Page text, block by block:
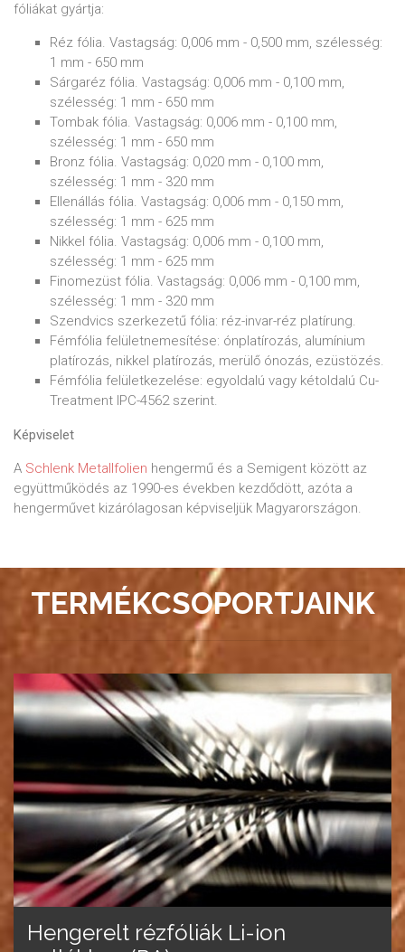
fóliákat gyártja:
Réz fólia. Vastagság: 0,006 mm - 0,500 mm, szélesség:
1 mm - 650 mm
Sárgaréz fólia. Vastagság: 0,006 mm - 0,100 mm,
szélesség: 1 mm - 650 mm
Tombak fólia. Vastagság: 0,006 mm - 0,100 mm,
szélesség: 1 mm - 650 mm
Bronz fólia. Vastagság: 0,020 mm - 0,100 mm,
szélesség: 1 mm - 320 mm
Ellenállás fólia. Vastagság: 0,006 mm - 0,150 mm,
szélesség: 1 mm - 625 mm
Nikkel fólia. Vastagság: 0,006 mm - 0,100 mm,
szélesség: 1 mm - 625 mm
Finomezüst fólia. Vastagság: 0,006 mm - 0,100 mm,
szélesség: 1 mm - 320 mm
Szendvics szerkezetű fólia: réz-invar-réz platírung.
Fémfólia felületnemesítése: ónplatírozás, alumínium
platírozás, nikkel platírozás, merülő ónozás, ezüstözés.
Fémfólia felületkezelése: egyoldalú vagy kétoldalú Cu-
Treatment IPC-4562 szerint.
Képviselet
A Schlenk Metallfolien hengermű és a Semigent között az
együttműködés az 1990-es években kezdődött, azóta a
hengerművet kizárólagosan képviseljük Magyarországon.
TERMÉKCSOPORTJAINK
Hengerelt rézfóliák Li-ion